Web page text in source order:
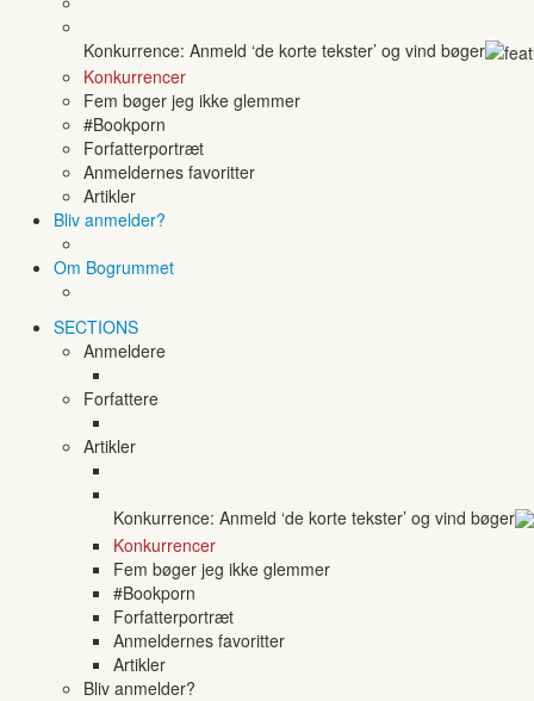
Konkurrence: Anmeld ‘de korte tekster’ og vind bøger
Konkurrencer
Fem bøger jeg ikke glemmer
#Bookporn
Forfatterportræt
Anmeldernes favoritter
Artikler
Bliv anmelder?
Om Bogrummet
SECTIONS
Anmeldere
Forfattere
Artikler
Konkurrence: Anmeld ‘de korte tekster’ og vind bøger
Konkurrencer
Fem bøger jeg ikke glemmer
#Bookporn
Forfatterportræt
Anmeldernes favoritter
Artikler
Bliv anmelder?